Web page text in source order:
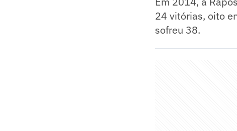
24 vitórias, oito
sofreu 38.